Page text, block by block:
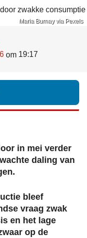
Maria Burnay via Pexels
om 19:17
in mei verder
daling van
bleef
vraag zwak
en het lage
op de